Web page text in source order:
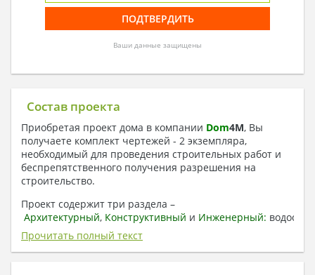
Ваши данные защищены
Состав проекта
Приобретая проект дома в компании Dom4M, Вы
получаете комплект чертежей - 2 экземпляра,
необходимый для проведения строительных работ и
беспрепятственного получения разрешения на
строительство.
Проект содержит три раздела –
Архитектурный, Конструктивный и Инженерный:
отопление, вентиляция, канализация,
электроснабжение (приобретается за дополнительную
плату) + Пояснительная записка.
Прочитать полный текст